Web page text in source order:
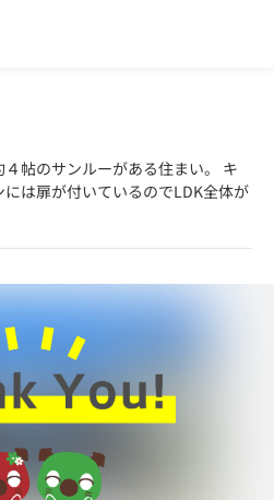
帖のサンルーがある住まい。 キ
は扉が付いているのでLDK全体が